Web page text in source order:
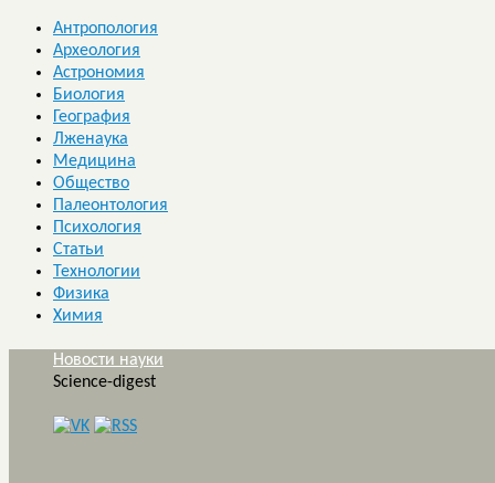
Антропология
Археология
Астрономия
Биология
География
Лженаука
Медицина
Общество
Палеонтология
Психология
Статьи
Технологии
Физика
Химия
Новости науки
Science-digest